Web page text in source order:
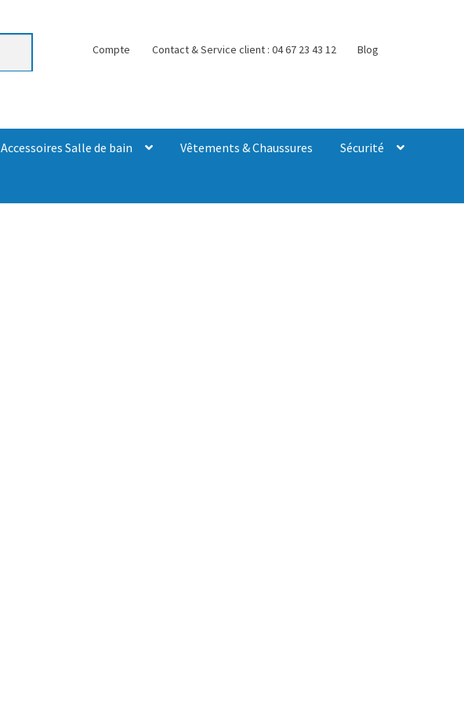
Compte Contact & Service client : 04 67 23 43 12 Blog
Accessoires Salle de bain Vêtements & Chaussures Sécurité